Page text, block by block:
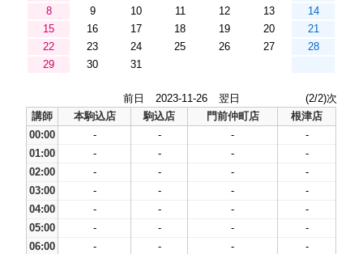
8
9 10 11 12 13
14
15
16 17 18 19 20
21
22
23 24 25 26 27
28
29
30 31
前日 2023-11-26 翌日
(2/2)次
講師
本駒込店 駒込店 門前仲町店
根津店
00:00
- - -
-
01:00
- - -
-
02:00
- - -
-
03:00
- - -
-
04:00
- - -
-
05:00
- - -
-
06:00
- - -
-